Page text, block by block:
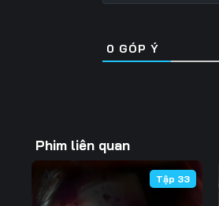
0 GÓP Ý
Phim liên quan
Tập 33